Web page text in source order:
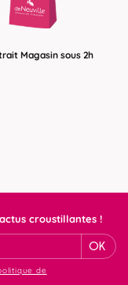
Magasin sous 2h
croustillantes !
OK
de